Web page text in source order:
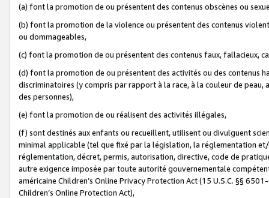
(a) font la promotion de ou présentent des contenus obscènes ou
(b) font la promotion de la violence ou présentent des contenus
ou dommageables,
(c) font la promotion de ou présentent des contenus faux, fallacieux,
(d) font la promotion de ou présentent des activités ou des contenus
discriminatoires (y compris par rapport à la race, à la couleur de
des personnes),
(e) font la promotion de ou réalisent des activités illégales,
(f) sont destinés aux enfants ou recueillent, utilisent ou divulguent
minimal applicable (tel que fixé par la législation, la réglementation
réglementation, décret, permis, autorisation, directive, code de
autre exigence imposée par toute autorité gouvernementale
américaine Children’s Online Privacy Protection Act (15 U.S.C. §§
Children’s Online Protection Act),